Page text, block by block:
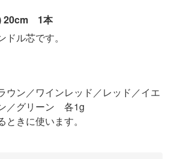
20cm 1本
ル芯です。
ウン／ワインレッド／レッド／イエ
／グリーン 各1g
きに使います。